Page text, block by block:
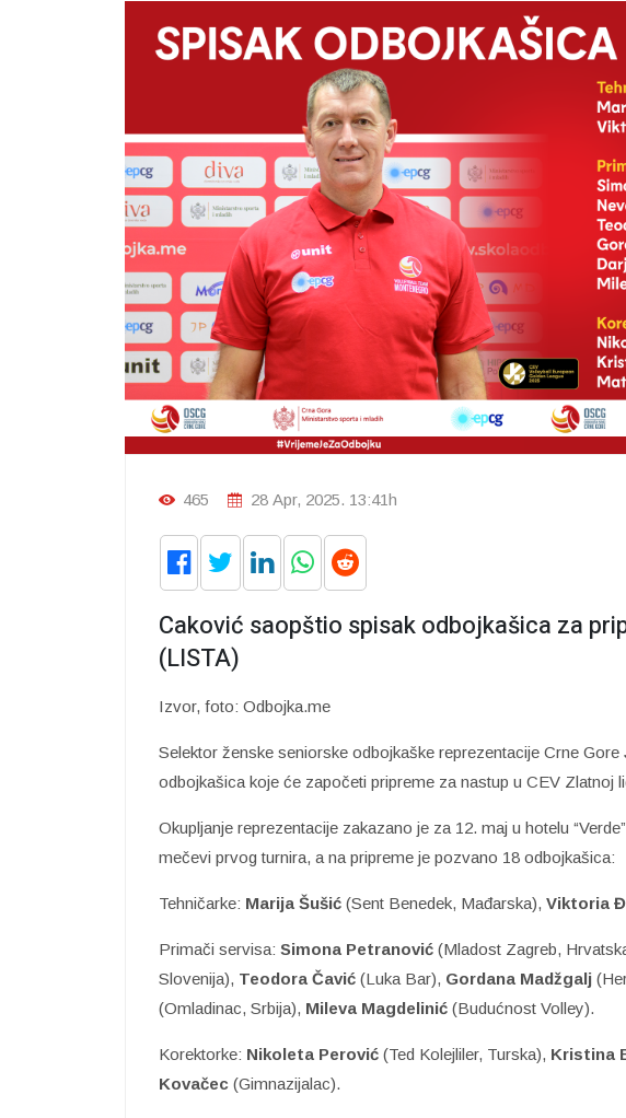
465 28 Apr, 2025. 13:41h
Caković saopštio spisak odbojkašica za
(LISTA)
Izvor, foto: Odbojka.me
Selektor ženske seniorske odbojkaške reprezentacije Crne Gore
odbojkašica koje će započeti pripreme za nastup u CEV Zlatnoj
Okupljanje reprezentacije zakazano je za 12. maj u hotelu
mečevi prvog turnira, a na pripreme je pozvano 18 odbojkašica:
Tehničarke: Marija Šušić (Sent Benedek, Mađarska), Viktoria
Primači servisa: Simona Petranović (Mladost Zagreb,
Slovenija), Teodora Čavić (Luka Bar), Gordana Madžgalj
(Omladinac, Srbija), Mileva Magdelinić (Budućnost Volley).
Korektorke: Nikoleta Perović (Ted Kolejliler, Turska), Kristina
Kovačec (Gimnazijalac).